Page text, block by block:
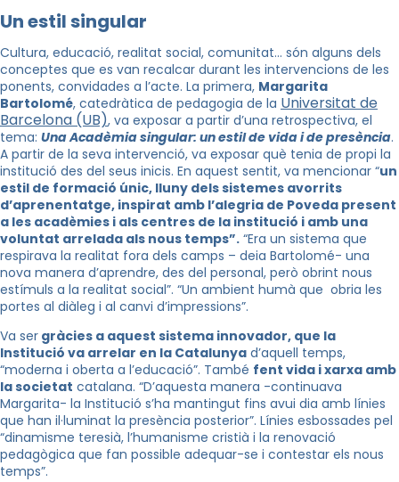
Un estil singular
Cultura, educació, realitat social, comunitat… són alguns dels
conceptes que es van recalcar durant les intervencions de les
ponents, convidades a l’acte. La primera, Margarita
Bartolomé, catedràtica de pedagogia de la Universitat de
Barcelona (UB), va exposar a partir d’una retrospectiva, el
tema: Una Acadèmia singular: un estil de vida i de presència.
A partir de la seva intervenció, va exposar què tenia de propi la
institució des del seus inicis. En aquest sentit, va mencionar “un
estil de formació únic, lluny dels sistemes avorrits
d’aprenentatge, inspirat amb l’alegria de Poveda present
a les acadèmies i als centres de la institució i amb una
voluntat arrelada als nous temps”. “Era un sistema que
respirava la realitat fora dels camps – deia Bartolomé- una
nova manera d’aprendre, des del personal, però obrint nous
estímuls a la realitat social”. “Un ambient humà que obria les
portes al diàleg i al canvi d’impressions”.
Va ser gràcies a aquest sistema innovador, que la
Institució va arrelar en la Catalunya d’aquell temps,
“moderna i oberta a l’educació”. També fent vida i xarxa amb
la societat catalana. “D’aquesta manera -continuava
Margarita- la Institució s’ha mantingut fins avui dia amb línies
que han il·luminat la presència posterior”. Línies esbossades pel
“dinamisme teresià, l’humanisme cristià i la renovació
pedagògica que fan possible adequar-se i contestar els nous
temps”.